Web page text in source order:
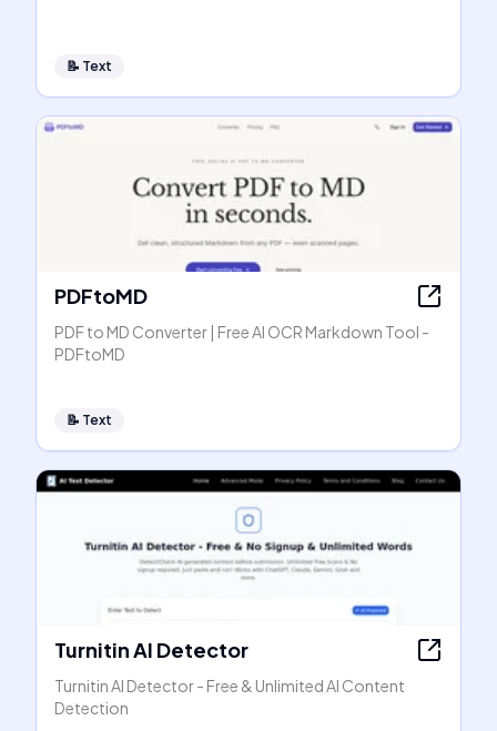
📝 Text
PDFtoMD
PDF to MD Converter | Free AI OCR Markdown Tool -
PDFtoMD
📝 Text
Turnitin AI Detector
Turnitin AI Detector - Free & Unlimited AI Content
Detection